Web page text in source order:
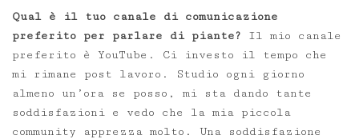
Qual è il tuo canale di comunicazione
preferito per parlare di piante? Il mio canale
preferito è YouTube. Ci investo il tempo che
mi rimane post lavoro. Studio ogni giorno
almeno un’ora se posso, mi sta dando tante
soddisfazioni e vedo che la mia piccola
community apprezza molto. Una soddisfazione